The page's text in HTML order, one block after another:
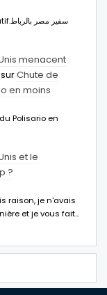
menacent
surChute de
en moins
Polisario en
et le
?
raison, je n'avais
et je vous fait…